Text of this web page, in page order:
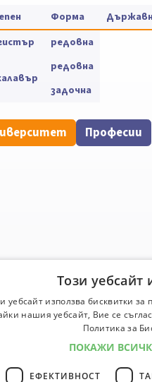
Форма
редовна
редовна
задочна
Професии
Този уебсайт
уебсайт използва бисквитки
нашия уебсайт, Вие се
Политика за
ПОКАЖИ
ЕФЕКТИВНОСТ